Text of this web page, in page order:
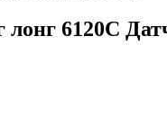
6120С